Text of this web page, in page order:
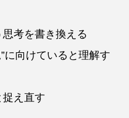
考を書き換える
に向けていると理解す
え直す